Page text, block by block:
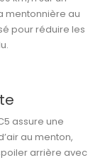
mentonnière au
pour réduire les
assure une
au menton,
arrière avec